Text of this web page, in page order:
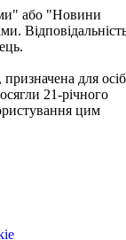
або "Новини
для
21-річного
цим